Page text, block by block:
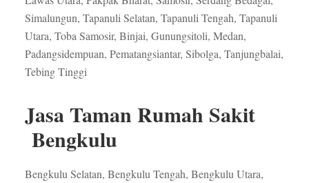
Simalungun, Tapanuli Selatan, Tapanuli Tengah, Tapanuli
Utara, Toba Samosir, Binjai, Gunungsitoli, Medan,
Padangsidempuan, Pematangsiantar, Sibolga, Tanjungbalai,
Tebing Tinggi
Jasa Taman Rumah Sakit
Bengkulu
Bengkulu Selatan, Bengkulu Tengah, Bengkulu Utara,